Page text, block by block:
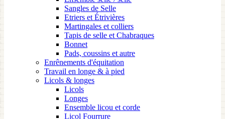
Sangles de Selle
Etriers et Étrivières
Martingales et colliers
Tapis de selle et Chabraques
Bonnet
Pads, coussins et autre
Enrênements d'équitation
Travail en longe & à pied
Licols & longes
Licols
Longes
Ensemble licou et corde
Licol Fourrure